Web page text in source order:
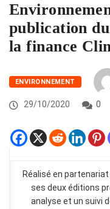
publication
la finance
ENVIRONNEMENT
29/10/2020 0
Réalisé en
ses deux éditions
analyse et un suivi